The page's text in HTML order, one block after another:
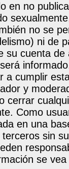
en no
no se
ni de
su cuenta
a cumplir
y
cerrar
Como
en una
sin
se